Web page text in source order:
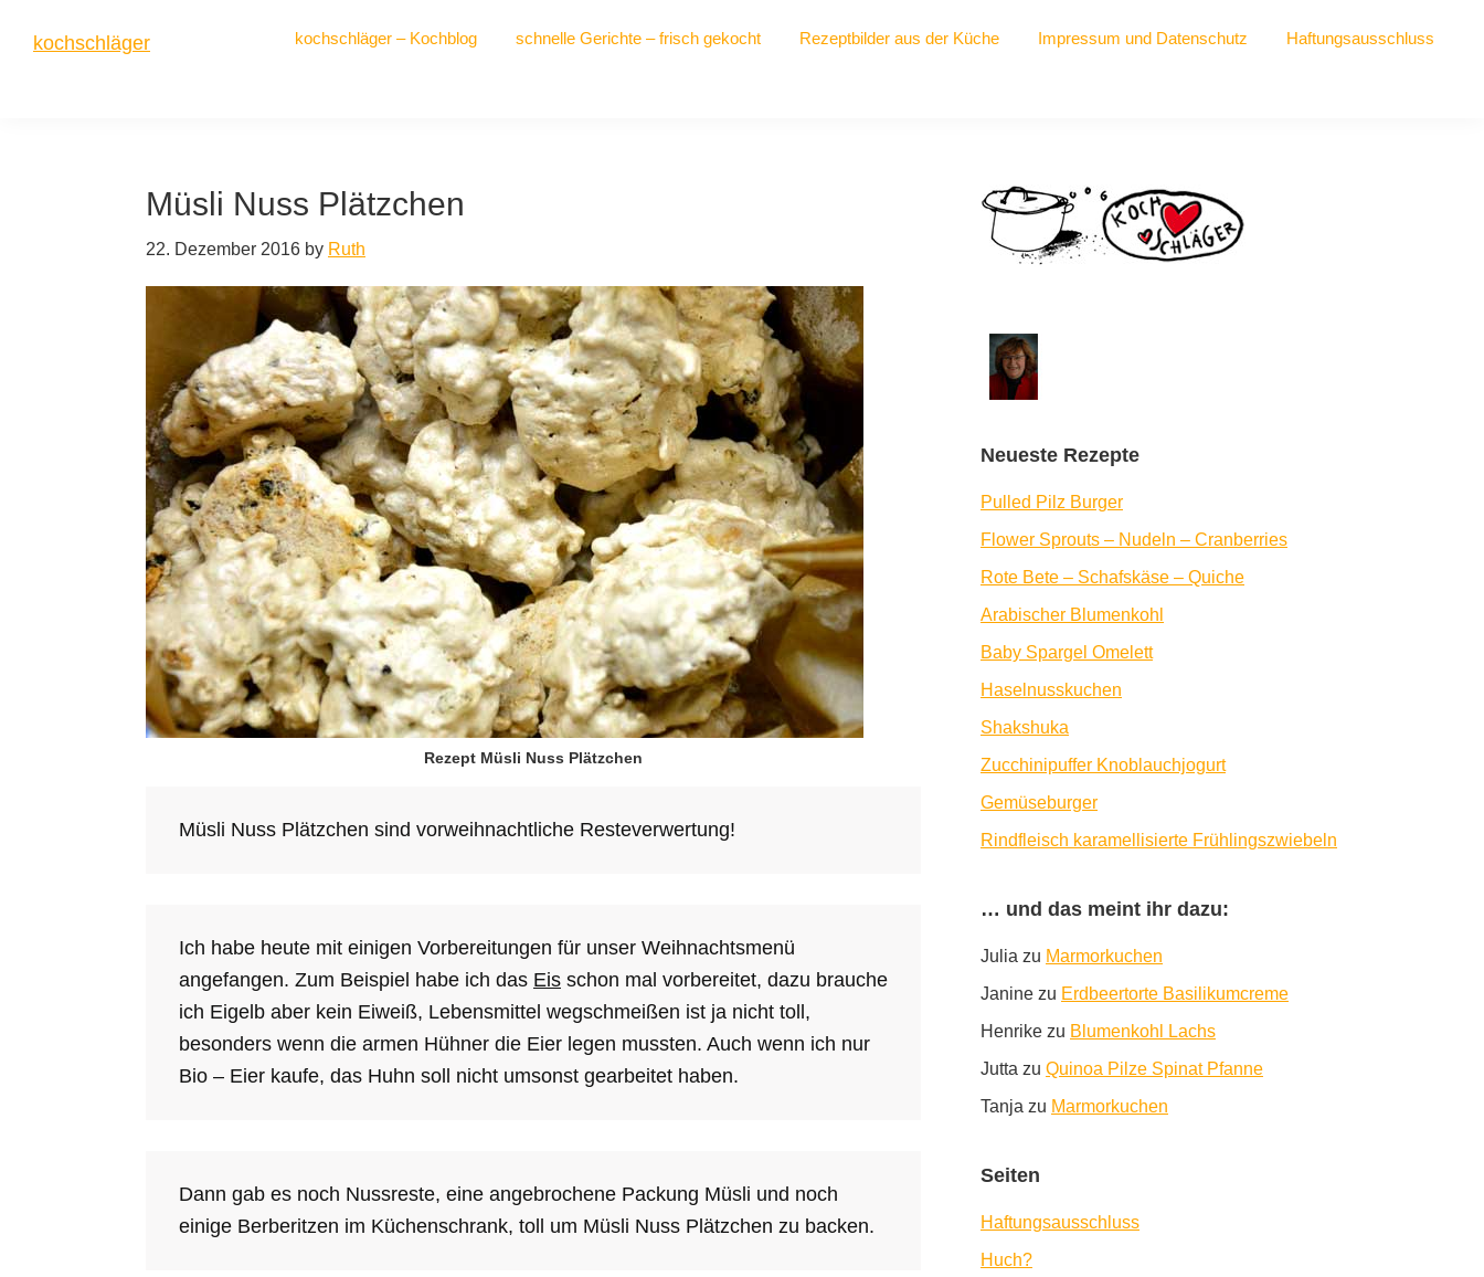
Hauptnavigation
Inhalt
Seitenspalte
kochschläger kochschläger – Kochblog schnelle Gerichte – frisch gekocht Rezeptbilder aus der Küche Impressum und Datenschutz Haftungsausschluss
Müsli Nuss Plätzchen
22. Dezember 2016 by Ruth
Rezept Müsli Nuss Plätzchen
Müsli Nuss Plätzchen sind vorweihnachtliche Resteverwertung!
Ich habe heute mit einigen Vorbereitungen für unser Weihnachtsmenü
angefangen. Zum Beispiel habe ich das Eis schon mal vorbereitet, dazu brauche
ich Eigelb aber kein Eiweiß, Lebensmittel wegschmeißen ist ja nicht toll,
besonders wenn die armen Hühner die Eier legen mussten. Auch wenn ich nur
Bio – Eier kaufe, das Huhn soll nicht umsonst gearbeitet haben.
Dann gab es noch Nussreste, eine angebrochene Packung Müsli und noch
einige Berberitzen im Küchenschrank, toll um Müsli Nuss Plätzchen zu backen.
Seitenspalte
Neueste Rezepte
Pulled Pilz Burger
Flower Sprouts – Nudeln – Cranberries
Rote Bete – Schafskäse – Quiche
Arabischer Blumenkohl
Baby Spargel Omelett
Haselnusskuchen
Shakshuka
Zucchinipuffer Knoblauchjogurt
Gemüseburger
Rindfleisch karamellisierte Frühlingszwiebeln
… und das meint ihr dazu:
Julia zu Marmorkuchen
Janine zu Erdbeertorte Basilikumcreme
Henrike zu Blumenkohl Lachs
Jutta zu Quinoa Pilze Spinat Pfanne
Tanja zu Marmorkuchen
Seiten
Haftungsausschluss
Huch?